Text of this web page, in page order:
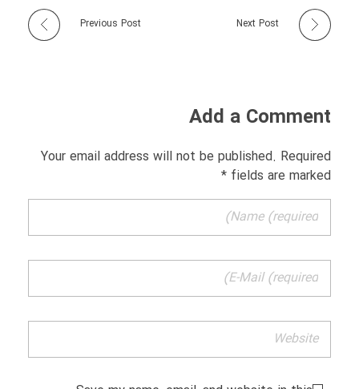
Previous Post Next Post
Add a Comment
Your email address will not be published. Required
fields are marked *